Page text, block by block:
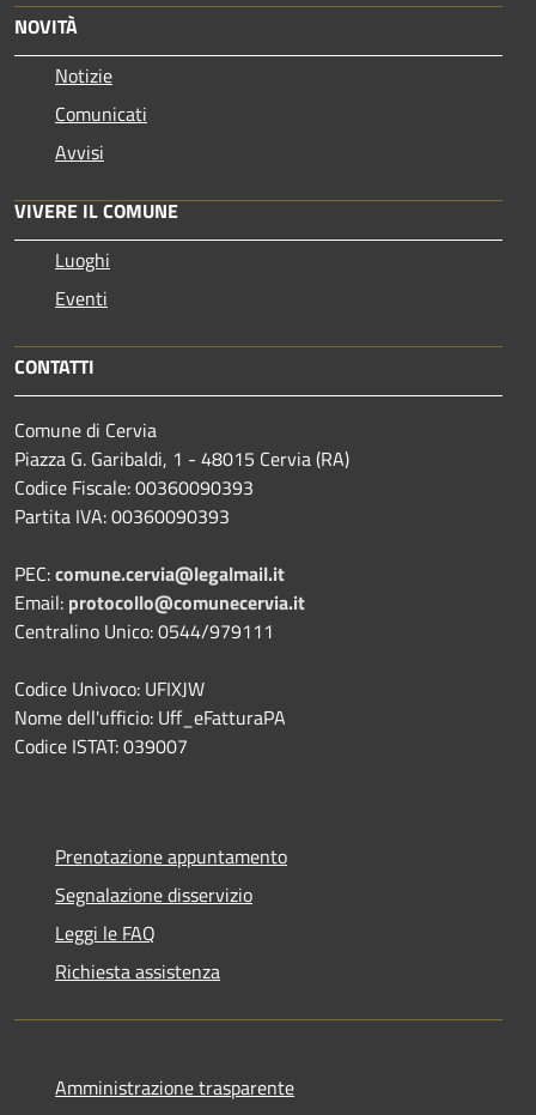
NOVITÀ
Notizie
Comunicati
Avvisi
VIVERE IL COMUNE
Luoghi
Eventi
CONTATTI
Comune di Cervia
Piazza G. Garibaldi, 1 - 48015 Cervia (RA)
Codice Fiscale: 00360090393
Partita IVA: 00360090393
PEC:comune.cervia@legalmail.it
Email: protocollo@comunecervia.it
Centralino Unico: 0544/979111
Codice Univoco: UFIXJW
Nome dell'ufficio: Uff_eFatturaPA
Codice ISTAT: 039007
Prenotazione appuntamento
Segnalazione disservizio
Leggi le FAQ
Richiesta assistenza
Amministrazione trasparente